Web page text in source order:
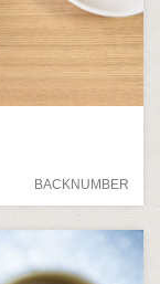
BACKNUMBER